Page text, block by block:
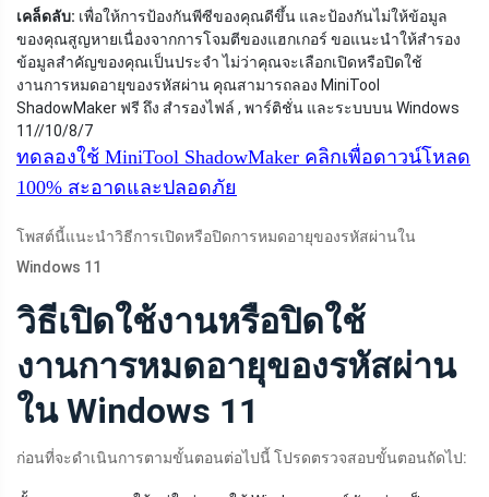
เคล็ดลับ: เพื่อให้การป้องกันพีซีของคุณดีขึ้น และป้องกันไม่ให้ข้อมูล
ของคุณสูญหายเนื่องจากการโจมตีของแฮกเกอร์ ขอแนะนำให้สำรอง
ข้อมูลสำคัญของคุณเป็นประจำ ไม่ว่าคุณจะเลือกเปิดหรือปิดใช้
งานการหมดอายุของรหัสผ่าน คุณสามารถลอง MiniTool
ShadowMaker ฟรี ถึง สำรองไฟล์ , พาร์ติชั่น และระบบบน Windows
11//10/8/7
ทดลองใช้ MiniTool ShadowMaker คลิกเพื่อดาวน์โหลด
100% สะอาดและปลอดภัย
โพสต์นี้แนะนำวิธีการเปิดหรือปิดการหมดอายุของรหัสผ่านใน
Windows 11
วิธีเปิดใช้งานหรือปิดใช้
งานการหมดอายุของรหัสผ่าน
ใน Windows 11
ก่อนที่จะดำเนินการตามขั้นตอนต่อไปนี้ โปรดตรวจสอบขั้นตอนถัดไป: